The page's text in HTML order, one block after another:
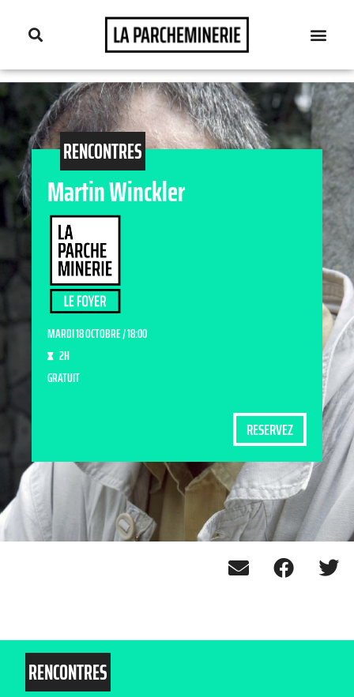
RENCONTRES
Martin Winckler
MARDI 18 OCTOBRE / 18:00
2H
GRATUIT
RESERVEZ
RENCONTRES